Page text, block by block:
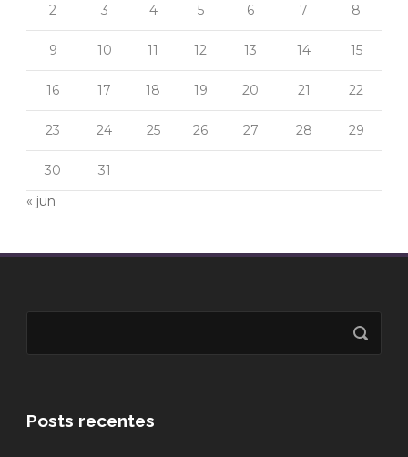
2 3 4 5 6 7 8
9 10 11 12 13 14 15
16 17 18 19 20 21 22
23 24 25 26 27 28 29
30
31
« jun
Posts recentes